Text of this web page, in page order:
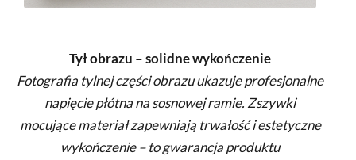
Tył obrazu – solidne wykończenie
Fotografia tylnej części obrazu ukazuje profesjonalne
napięcie płótna na sosnowej ramie. Zszywki
mocujące materiał zapewniają trwałość i estetyczne
wykończenie – to gwarancja produktu